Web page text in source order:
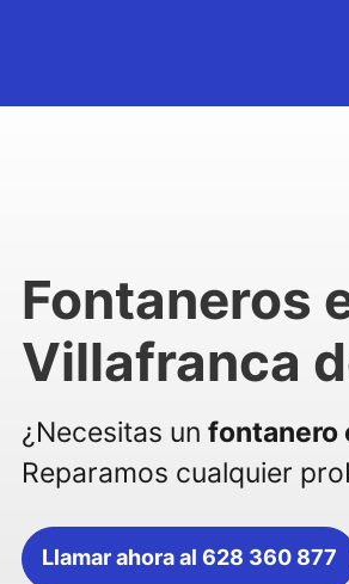
Fontaneros
Villafranca
¿Necesitas un fontanero
Reparamos cualquier
Llamar ahora al 628 360 877